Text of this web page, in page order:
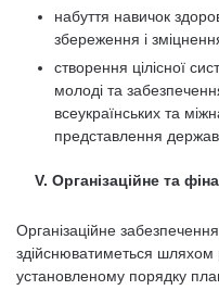
набуття навичок
збереження і
створення цілісної
молоді та
всеукраїнських та
представлення
V. Організаційне та
Організаційне
здійснюватиметься шляхом
установленому порядку